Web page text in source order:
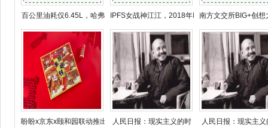
百公里油耗仅6.45L，哈弗 IPFS女战神江江，2018年IP 南方文交所BIG+创想
盼盼x京东x颐和园联动推出 人民日报：现实主义的时 人民日报：现实主义